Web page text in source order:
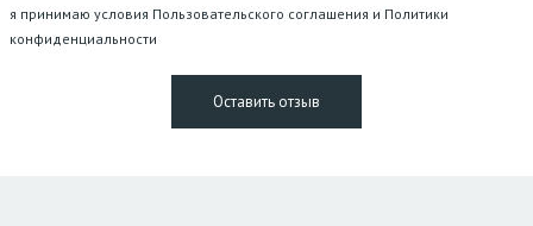
я принимаю условия Пользовательского соглашения и Политики
конфиденциальности